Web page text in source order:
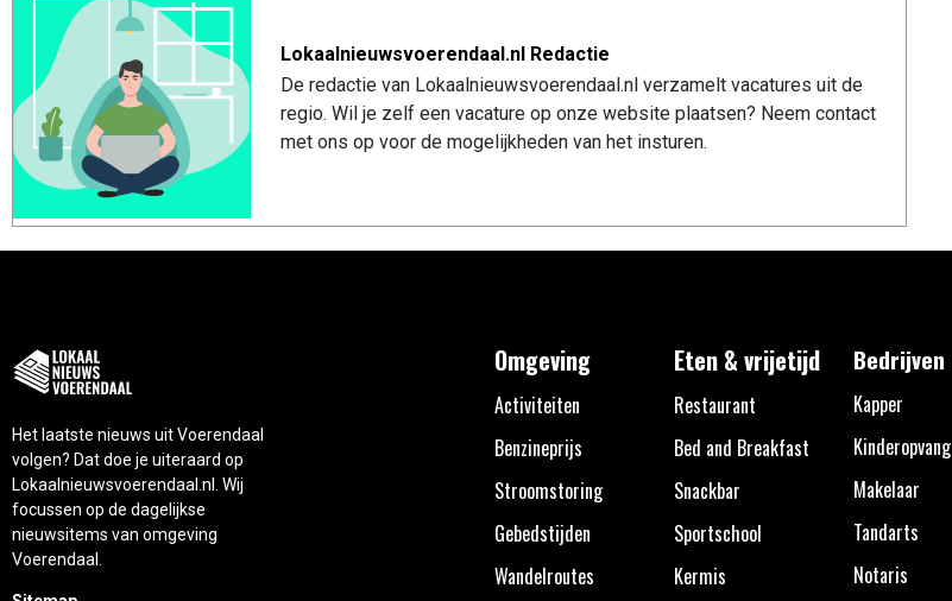
Lokaalnieuwsvoerendaal.nl Redactie
De redactie van Lokaalnieuwsvoerendaal.nl verzamelt vacatures uit de
regio. Wil je zelf een vacature op onze website plaatsen? Neem contact
met ons op voor de mogelijkheden van het insturen.
Het laatste nieuws uit Voerendaal
volgen? Dat doe je uiteraard op
Lokaalnieuwsvoerendaal.nl. Wij
focussen op de dagelijkse
nieuwsitems van omgeving
Voerendaal.
Omgeving
Activiteiten
Benzineprijs
Stroomstoring
Gebedstijden
Wandelroutes
Eten & vrijetijd
Restaurant
Bed and Breakfast
Snackbar
Sportschool
Kermis
Bedrijven
Kapper
Kinderopvang
Makelaar
Tandarts
Notaris